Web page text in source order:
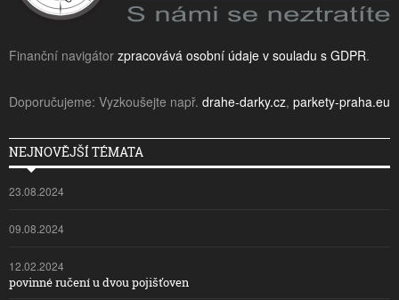
Finanční navigátor zpracovává osobní údaje v souladu s GDPR.
Doporučujeme: Vyzkoušejte např. drahe-darky.cz, parkety-praha.eu
NEJNOVĚJŠÍ TÉMATA
23.08.2024
09.08.2024
12.02.2024
povinné ručení u dvou pojišťoven